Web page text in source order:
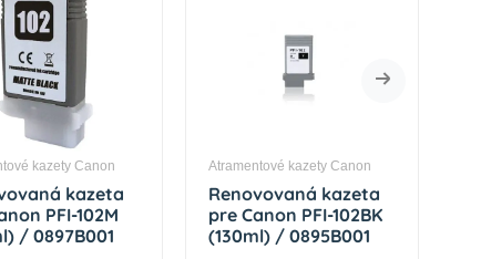
kazety Canon
kazeta
PFI-102M
/ 0897B001
Atramentové kazety Canon
Renovovaná kazeta
pre Canon PFI-102BK
(130ml) / 0895B001